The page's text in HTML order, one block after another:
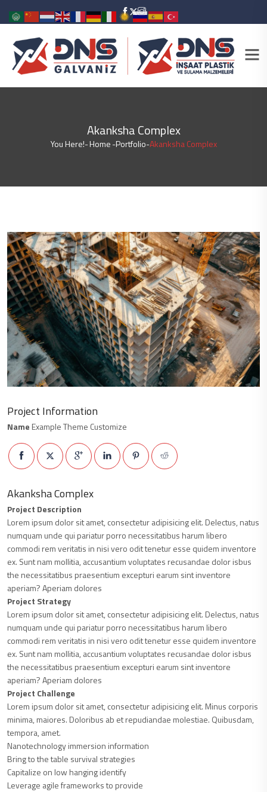
Akanksha Complex
You Here!-Home-Portfolio-Akanksha Complex
Project Information
Name Example Theme Customize
Akanksha Complex
Project Description
Lorem ipsum dolor sit amet, consectetur adipisicing elit. Delectus, natus
numquam unde qui pariatur porro necessitatibus harum libero
commodi rem veritatis in nisi vero odit tenetur esse quidem inventore
ex. Sunt nam mollitia, accusantium voluptates recusandae dolor isbus
the necessitatibus praesentium excepturi earum sint inventore
aperiam? Aperiam dolores
Project Strategy
Lorem ipsum dolor sit amet, consectetur adipisicing elit. Delectus, natus
numquam unde qui pariatur porro necessitatibus harum libero
commodi rem veritatis in nisi vero odit tenetur esse quidem inventore
ex. Sunt nam mollitia, accusantium voluptates recusandae dolor isbus
the necessitatibus praesentium excepturi earum sint inventore
aperiam? Aperiam dolores
Project Challenge
Lorem ipsum dolor sit amet, consectetur adipisicing elit. Minus corporis
minima, maiores. Doloribus ab et repudiandae molestiae. Quibusdam,
tempora, amet.
Nanotechnology immersion information
Bring to the table survival strategies
Capitalize on low hanging identify
Leverage agile frameworks to provide